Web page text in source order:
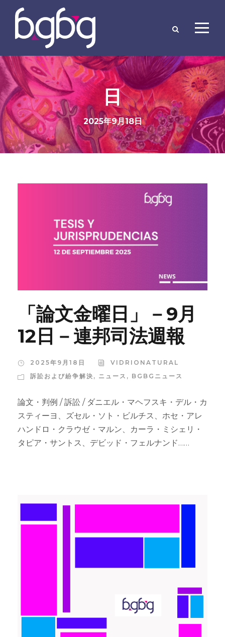
日
2025年9月18日
「論文金曜日」－9月
12日－連邦司法週報
2025年9月18日
VIDRIONATURAL
訴訟および紛争解決 , ニュース , BGBGニュース
論文・判例 / 訴訟 / ダニエル・マヘフスキ・デル・カ
スティーヨ、ズセル・ソト・ビルチス、ホセ・アレ
ハンドロ・クラウゼ・マルン、カーラ・ミシェリ・
タピア・サントス、デビッド・フェルナンド……